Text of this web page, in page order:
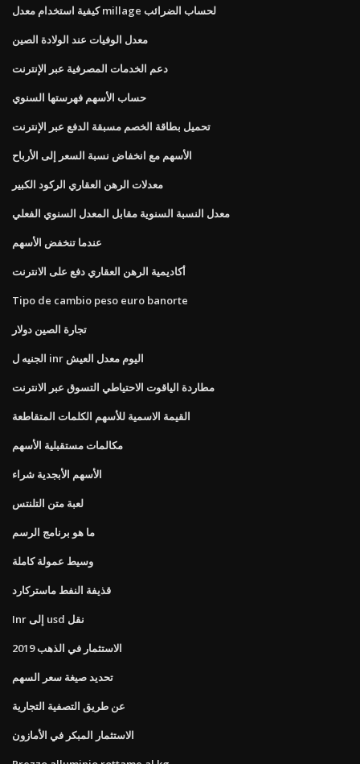
كيفية استخدام معدل millage لحساب الضرائب
معدل الوفيات عند الولادة الصين
دعم الخدمات المصرفية عبر الإنترنت
حساب الأسهم فهرستها السنوي
تحميل بطاقة الخصم مسبقة الدفع عبر الإنترنت
الأسهم مع انخفاض نسبة السعر إلى الأرباح
معدلات الرهن العقاري الركود الكبير
معدل النسبة السنوية مقابل المعدل السنوي الفعلي
عندما تنخفض الأسهم
أكاديمية الرهن العقاري دفع على الانترنت
Tipo de cambio peso euro banorte
تجارة الصين دولار
الجنيه ل inr اليوم معدل العيش
مطاردة الياقوت الاحتياطي التسوق عبر الانترنت
القيمة الاسمية للأسهم الكلمات المتقاطعة
مكالمات مستقبلية الأسهم
الأسهم الأبجدية شراء
لعبة متن التلنتس
ما هو برنامج الرسم
وسيط عمولة كاملة
قذيفة النفط ماستركارد
Inr إلى usd نقل
الاستثمار في الذهب 2019
تحديد صيغة سعر السهم
عن طريق التصفية التجارية
الاستثمار المبكر في الأمازون